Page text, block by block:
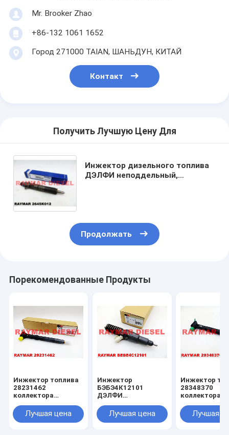
Mr. Brooker Zhao
+86-132 1061 1652
Город 271000 TAIAN, ШАНЬДУН, КИТАЙ
Контакт
Получить Лучшую Цену Для
Инжектор дизельного топлива
ДЭЛФИ неподдельный,
Продолжать
Порекомендованные Продукты
Инжектор топлива
28231462
коллектора
топлива ДЭЛФИ
неподдельный для
Лучшая цена
Инжектор
БЭБЭ4К12101
ДЭЛФИ
БЭБЭ4К12001 для
Джохн Деере
Лучшая цена
Инжектор
28348370
коллектора
топлива
Лучшая